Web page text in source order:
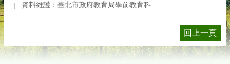
資料維護：臺北市政府教育局學前教育科
回上一頁